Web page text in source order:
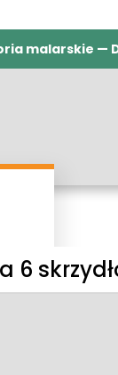
malarskie —
6